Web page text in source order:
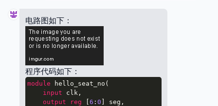
电路图如下：
程序代码如下：
module hello_seat_no(
input clk,
output
reg 6 : 0 ] seg,